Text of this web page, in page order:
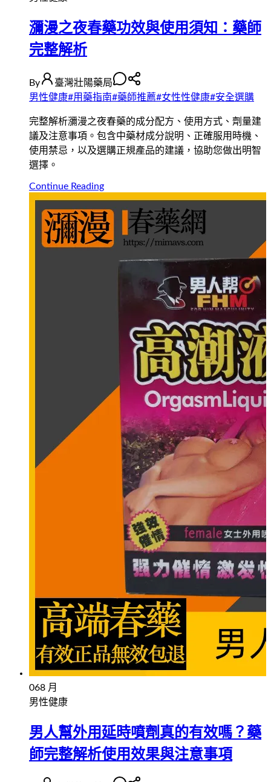
瀰漫之夜春藥功效與使用須知：藥師
完整解析
By
臺灣壯陽藥局
男性健康#用藥指南#藥師推薦#女性性健康#安全選購
完整解析瀰漫之夜春藥的成分配方、使用方式、劑量建
議及注意事項。包含中藥材成分說明、正確服用時機、
使用禁忌，以及選購正規產品的建議，協助您做出明智
選擇。
Continue Reading
068 月
男性健康
男人幫外用延時噴劑真的有效嗎？藥
師完整解析使用效果與注意事項